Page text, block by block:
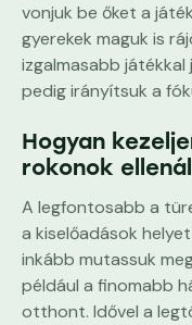
vonjuk be őket a
gyerekek maguk is
izgalmasabb játékkal
pedig irányítsuk a
Hogyan
rokonok
A legfontosabb a
a kiselőadások
inkább mutassuk
például a finomabb
otthont. Idővel a